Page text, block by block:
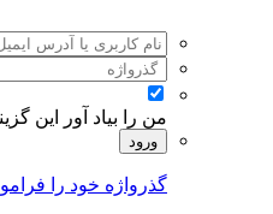
من را بیاد آور این
ورود
گذرواژه خود را